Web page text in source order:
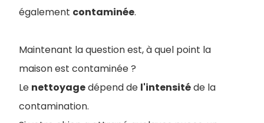
également contaminée.
Maintenant la question est, à quel point la
maison est contaminée ?
Le nettoyagedépend de l'intensitéde la
contamination.